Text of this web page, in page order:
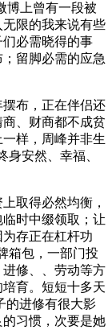
博上曾有一段被
无限的我来说有些
必需晓得的事
留脚必需的应急
布，正在伴侣还
、财商都不成贫
样，周峰并非生
身安然、幸福、
取得必然均衡，
时中缀领取；让
存正在杠杆功
箱包，一部门投
修、、劳动等方
育。短短十多天
的进修有很大影
习惯，次要是她